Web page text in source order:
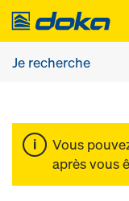
Vous
après vous